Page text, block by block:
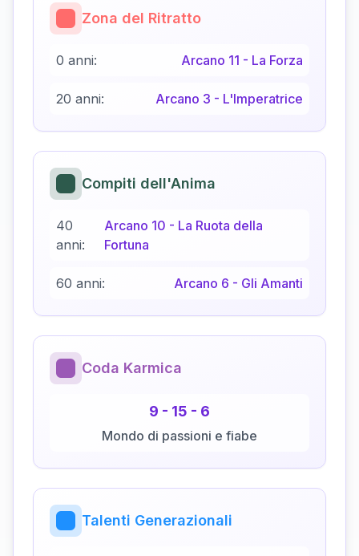
Zona del Ritratto
0 anni: Arcano 11 - La Forza
20 anni: Arcano 3 - L'Imperatrice
Compiti dell'Anima
40
anni:
Arcano 10 - La Ruota della
Fortuna
60 anni: Arcano 6 - Gli Amanti
Coda Karmica
9 - 15 - 6
Mondo di passioni e fiabe
Talenti Generazionali